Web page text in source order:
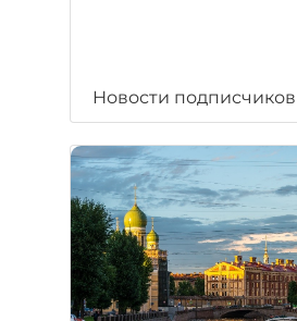
Новости подписчиков